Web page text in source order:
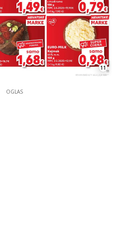
11
OGLAS